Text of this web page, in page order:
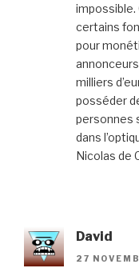
impossible.
certains
pour
milliers
posséder
personnes
dans
Nicolas de
David
27